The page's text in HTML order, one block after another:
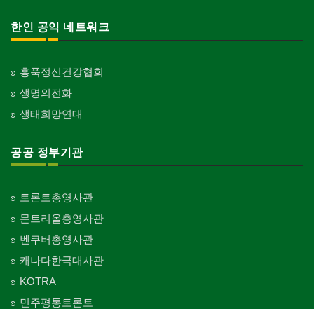
한인 공익 네트워크
홍푹정신건강협회
생명의전화
생태희망연대
공공 정부기관
토론토총영사관
몬트리올총영사관
벤쿠버총영사관
캐나다한국대사관
KOTRA
민주평통토론토